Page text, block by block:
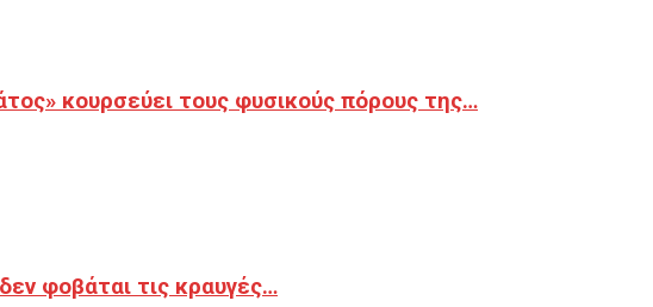
κουρσεύει τους φυσικούς πόρους της…
φοβάται τις κραυγές…